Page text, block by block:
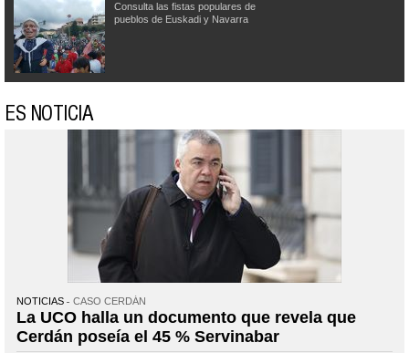
Consulta las fistas populares de
pueblos de Euskadi y Navarra
ES NOTICIA
NOTICIAS CASO CERDÁN
La UCO halla un documento que revela que
Cerdán poseía el 45 % Servinabar